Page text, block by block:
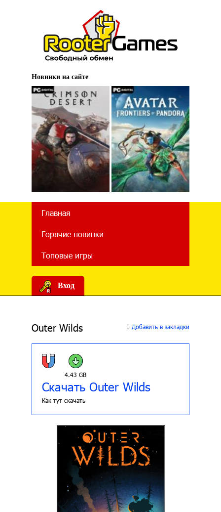
Новинки на сайте
Главная
Горячие новинки
Топовые игры
Вход
Outer Wilds Добавить в закладки
4.43 GB
Скачать Outer Wilds
Как тут скачать